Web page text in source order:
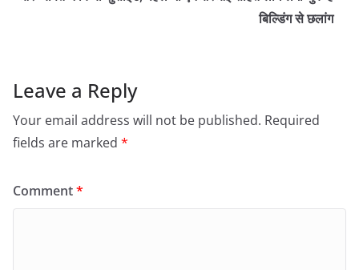
बिल्डिंग से छलांग
Leave a Reply
Your email address will not be published. Required
fields are marked *
Comment*